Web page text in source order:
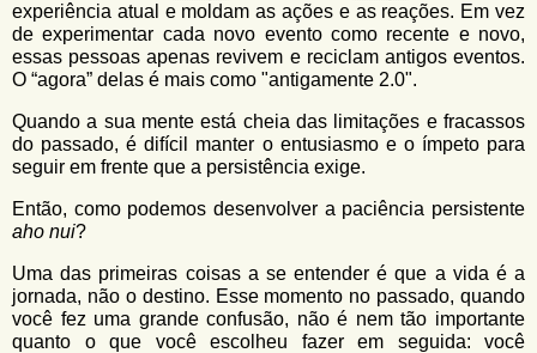
experiência atual e moldam as ações e as reações. Em vez
de experimentar cada novo evento como recente e novo,
essas pessoas apenas revivem e reciclam antigos eventos.
O “agora” delas é mais como "antigamente 2.0".
Quando a sua mente está cheia das limitações e fracassos
do passado, é difícil manter o entusiasmo e o ímpeto para
seguir em frente que a persistência exige.
Então, como podemos desenvolver a paciência persistente
aho nui?
Uma das primeiras coisas a se entender é que a vida é a
jornada, não o destino. Esse momento no passado, quando
você fez uma grande confusão, não é nem tão importante
quanto o que você escolheu fazer em seguida: você